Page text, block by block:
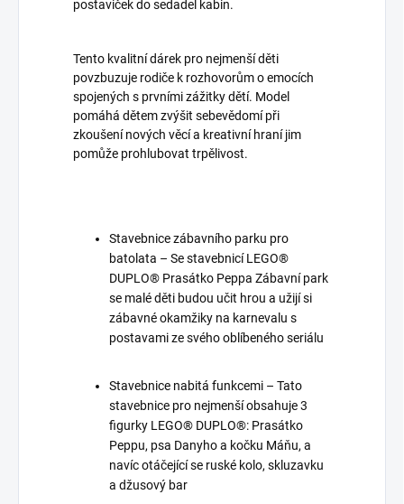
postaviček do sedadel kabin.
Tento kvalitní dárek pro nejmenší děti
povzbuzuje rodiče k rozhovorům o emocích
spojených s prvními zážitky dětí. Model
pomáhá dětem zvýšit sebevědomí při
zkoušení nových věcí a kreativní hraní jim
pomůže prohlubovat trpělivost.
Stavebnice zábavního parku pro
batolata – Se stavebnicí LEGO®
DUPLO® Prasátko Peppa Zábavní park
se malé děti budou učit hrou a užijí si
zábavné okamžiky na karnevalu s
postavami ze svého oblíbeného seriálu
Stavebnice nabitá funkcemi – Tato
stavebnice pro nejmenší obsahuje 3
figurky LEGO® DUPLO®: Prasátko
Peppu, psa Danyho a kočku Máňu, a
navíc otáčející se ruské kolo, skluzavku
a džusový bar